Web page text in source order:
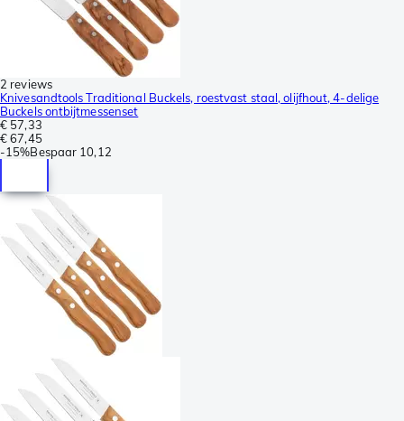
2 reviews
Knivesandtools Traditional Buckels, roestvast staal, olijfhout, 4-delige
Buckels ontbijtmessenset
€ 57,33
€ 67,45
-15%Bespaar 10,12